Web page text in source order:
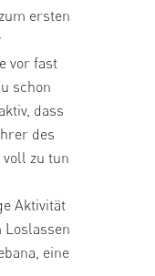
ersten
vor fast
schon
dass
des
voll zu tun
Aktivität
eine